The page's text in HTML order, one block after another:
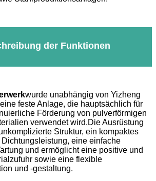
der Funktionen
wurde unabhängig von Yizheng
feste Anlage, die hauptsächlich für
Förderung von pulverförmigen
verwendet wird.Die Ausrüstung
Struktur, ein kompaktes
eine einfache
und ermöglicht eine positive und
sowie eine flexible
und -gestaltung.